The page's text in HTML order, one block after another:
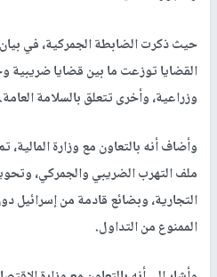
حيث ذكرت الضابطة الجمركية، في
القضايا توزعت ما بين قضايا
وزراعية، وأخرى تتعلق بالسلامة العامة.
ملف التهرب الضريبي والجمركي،
التجارية، وبضائع قادمة من إسرائيل
الممنوع من التداول.